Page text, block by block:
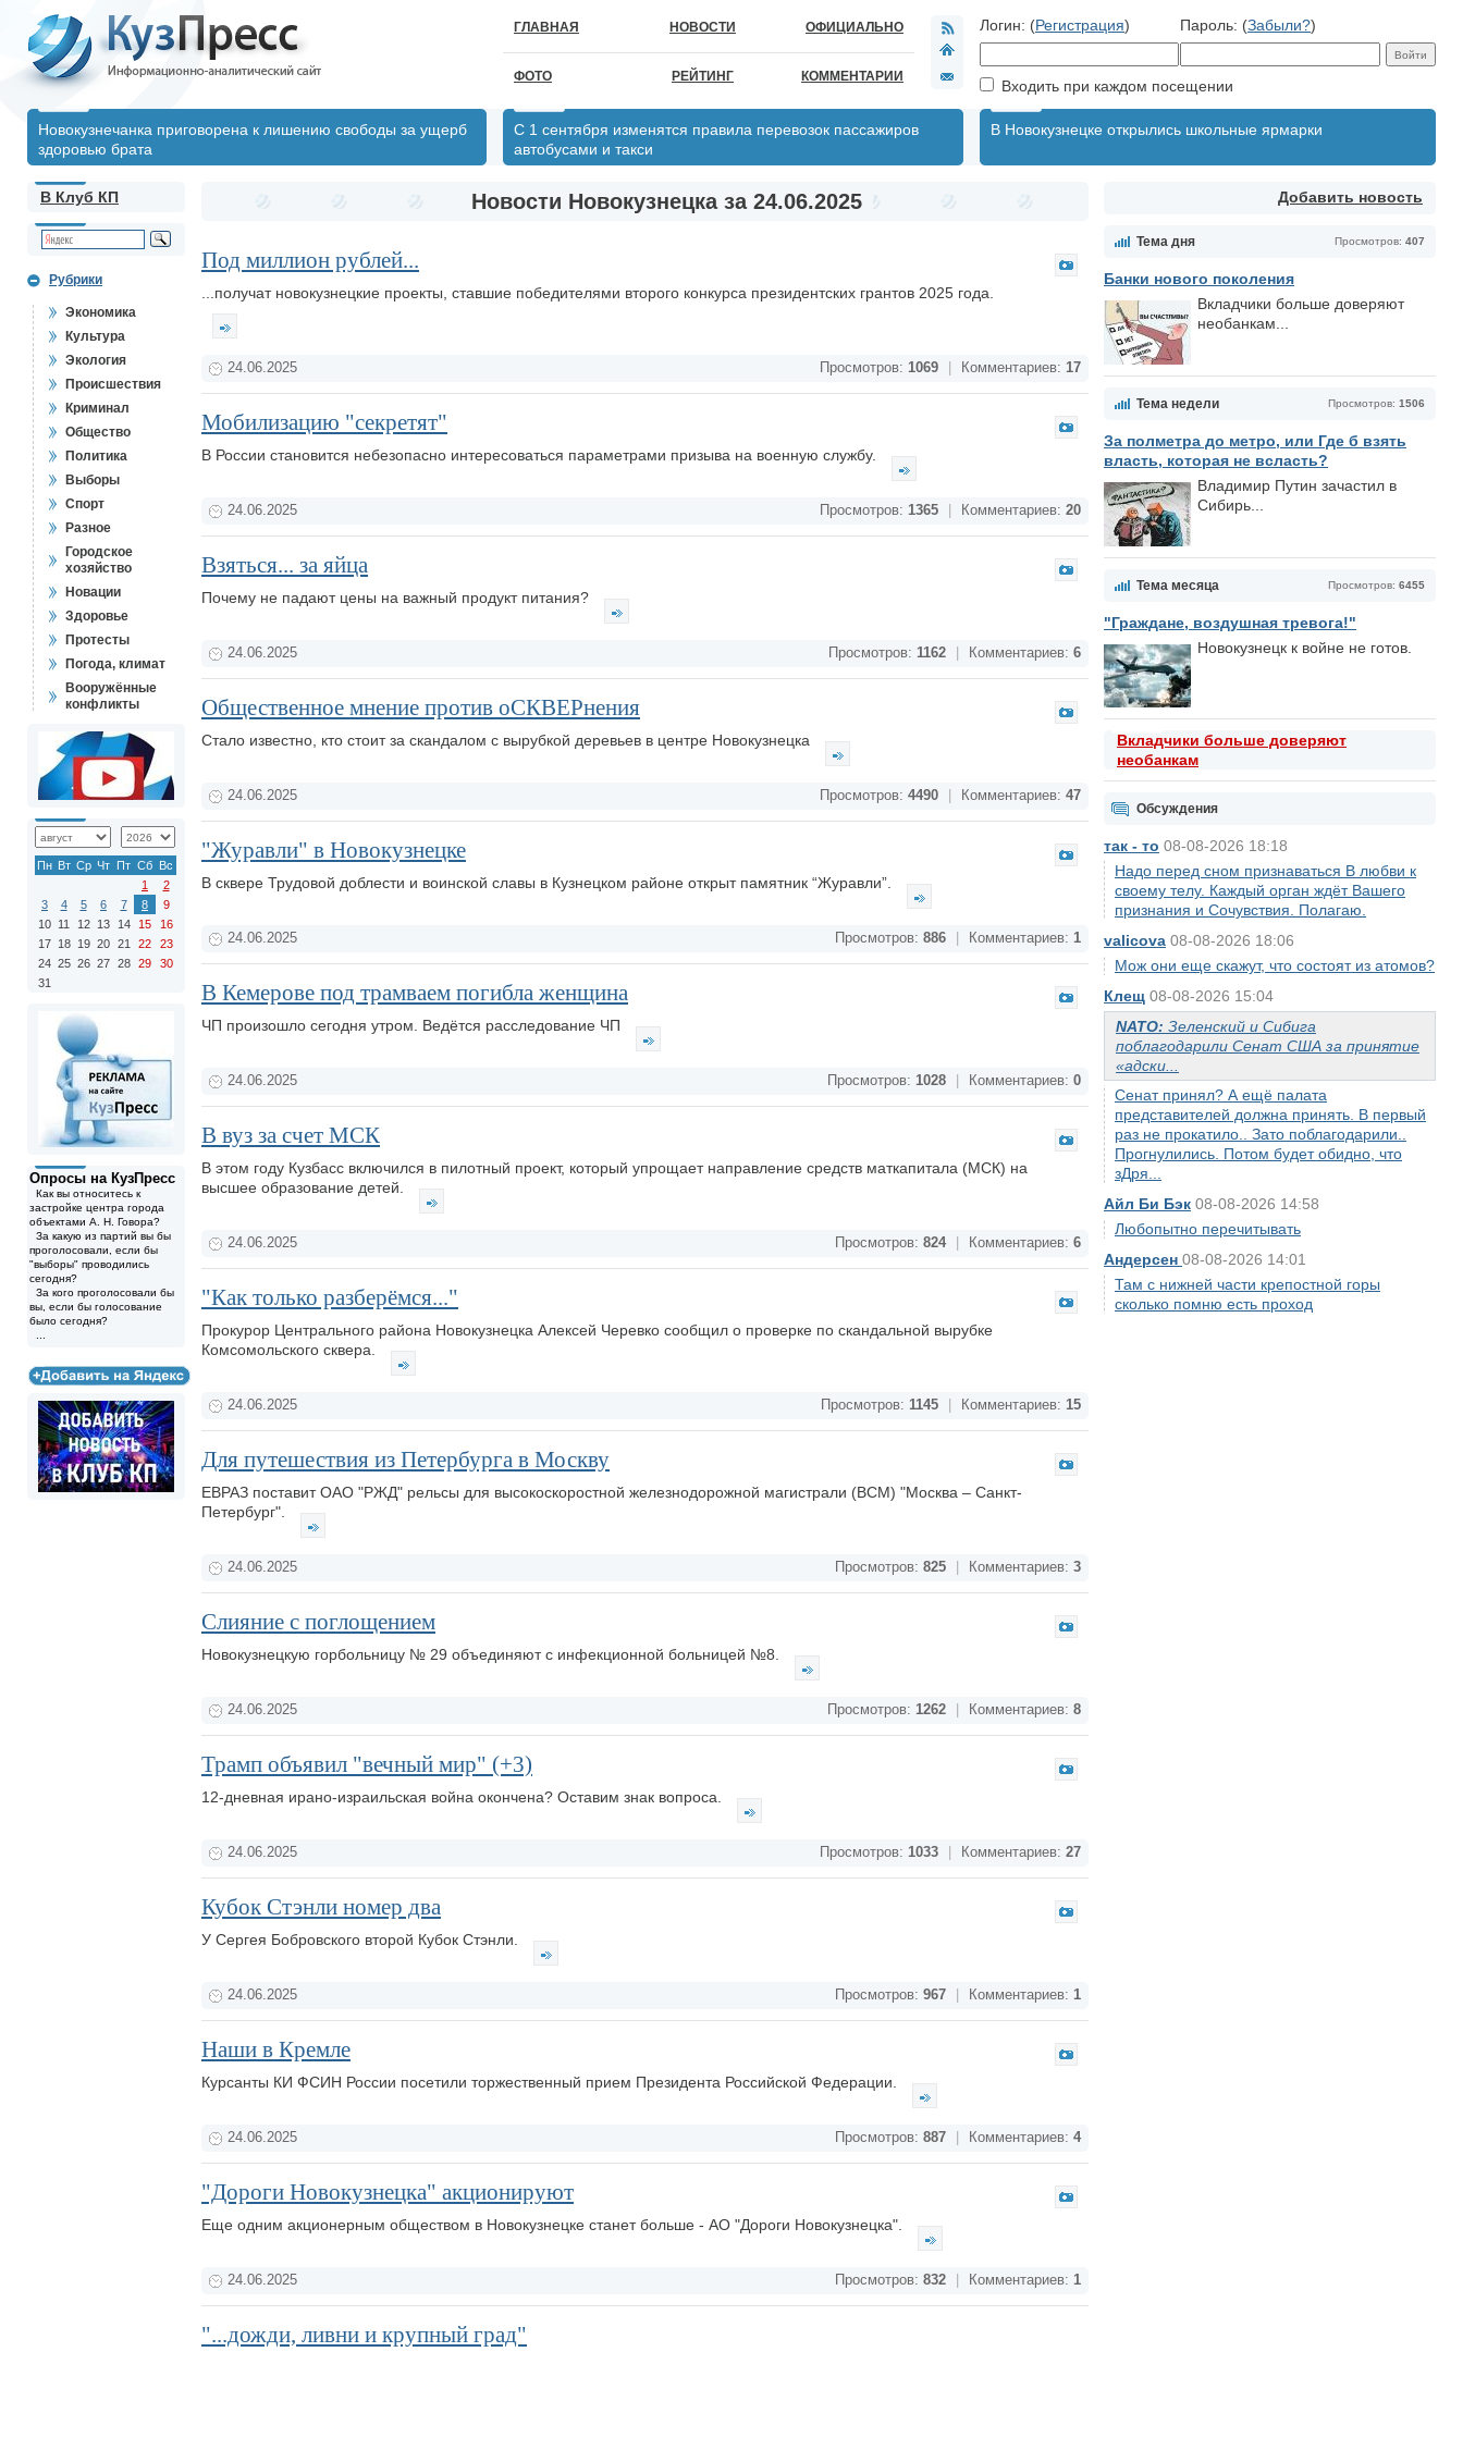
ГЛАВНАЯ НОВОСТИ ОФИЦИАЛЬНО
ФОТО РЕЙТИНГ КОММЕНТАРИИ
Логин: (Регистрация) Пароль: (Забыли?)
Входить при каждом посещении
Новокузнечанка приговорена к лишению свободы за ущерб
здоровью брата
С 1 сентября изменятся правила перевозок пассажиров
автобусами и такси
В Новокузнецке открылись школьные ярмарки
Добавить новость
Просмотров: 407
Тема дня
Банки нового поколения
Вкладчики больше доверяют
необанкам...
Просмотров: 1506
Тема недели
За полметра до метро, или Где б взять
власть, которая не всласть?
Владимир Путин зачастил в
Сибирь...
Просмотров: 6455
Тема месяца
"Граждане, воздушная тревога!"
Новокузнецк к войне не готов.
Вкладчики больше доверяют
необанкам
Обсуждения
так - то 08-08-2026 18:18
Надо перед сном признаваться В любви к
своему телу. Каждый орган ждёт Вашего
признания и Сочувствия. Полагаю.
valicova 08-08-2026 18:06
Мож они еще скажут, что состоят из атомов?
Клещ 08-08-2026 15:04
NATO: Зеленский и Сибига
поблагодарили Сенат США за принятие
«адски...
Сенат принял? А ещё палата
представителей должна принять. В первый
раз не прокатило.. Зато поблагодарили..
Прогнулились. Потом будет обидно, что
зДря...
Айл Би Бэк 08-08-2026 14:58
Любопытно перечитывать
Андерсен 08-08-2026 14:01
Там с нижней части крепостной горы
сколько помню есть проход
В Клуб КП
Рубрики
Экономика
Культура
Экология
Происшествия
Криминал
Общество
Политика
Выборы
Спорт
Разное
Городское
хозяйство
Новации
Здоровье
Протесты
Погода, климат
Вооружённые
конфликты
Пн Вт Ср Чт Пт Сб Вс
1
2
3
4 5 6 7 8
9
10 11 12 13 14 15
16
17 18 19 20 21 22
23
24 25 26 27 28 29
30
31
Опросы на КузПресс
Как вы относитесь к
застройке центра города
объектами А. Н. Говора?
За какую из партий вы бы
проголосовали, если бы
"выборы" проводились
сегодня?
За кого проголосовали бы
вы, если бы голосование
было сегодня?
Новости Новокузнецка за 24.06.2025
Под миллион рублей...
...получат новокузнецкие проекты, ставшие победителями второго конкурса президентских грантов 2025 года.
24.06.2025 Просмотров: 1069 Комментариев: 17
Мобилизацию "секретят"
В России становится небезопасно интересоваться параметрами призыва на военную службу.
24.06.2025 Просмотров: 1365 Комментариев: 20
Взяться... за яйца
Почему не падают цены на важный продукт питания?
24.06.2025 Просмотров: 1162 Комментариев: 6
Общественное мнение против оСКВЕРнения
Стало известно, кто стоит за скандалом с вырубкой деревьев в центре Новокузнецка
24.06.2025 Просмотров: 4490 Комментариев: 47
"Журавли" в Новокузнецке
В сквере Трудовой доблести и воинской славы в Кузнецком районе открыт памятник “Журавли”.
24.06.2025 Просмотров: 886 Комментариев: 1
В Кемерове под трамваем погибла женщина
ЧП произошло сегодня утром. Ведётся расследование ЧП
24.06.2025 Просмотров: 1028 Комментариев: 0
В вуз за счет МСК
В этом году Кузбасс включился в пилотный проект, который упрощает направление средств маткапитала (МСК) на
высшее образование детей.
24.06.2025 Просмотров: 824 Комментариев: 6
"Как только разберёмся..."
Прокурор Центрального района Новокузнецка Алексей Черевко сообщил о проверке по скандальной вырубке
Комсомольского сквера.
24.06.2025 Просмотров: 1145 Комментариев: 15
Для путешествия из Петербурга в Москву
ЕВРАЗ поставит ОАО "РЖД" рельсы для высокоскоростной железнодорожной магистрали (ВСМ) "Москва – Санкт-
Петербург".
24.06.2025 Просмотров: 825 Комментариев: 3
Слияние с поглощением
Новокузнецкую горбольницу № 29 объединяют с инфекционной больницей №8.
24.06.2025 Просмотров: 1262 Комментариев: 8
Трамп объявил "вечный мир" (+3)
12-дневная ирано-израильская война окончена? Оставим знак вопроса.
24.06.2025 Просмотров: 1033 Комментариев: 27
Кубок Стэнли номер два
У Сергея Бобровского второй Кубок Стэнли.
24.06.2025 Просмотров: 967 Комментариев: 1
Наши в Кремле
Курсанты КИ ФСИН России посетили торжественный прием Президента Российской Федерации.
24.06.2025 Просмотров: 887 Комментариев: 4
"Дороги Новокузнецка" акционируют
Еще одним акционерным обществом в Новокузнецке станет больше - АО "Дороги Новокузнецка".
24.06.2025 Просмотров: 832 Комментариев: 1
"...дожди, ливни и крупный град"